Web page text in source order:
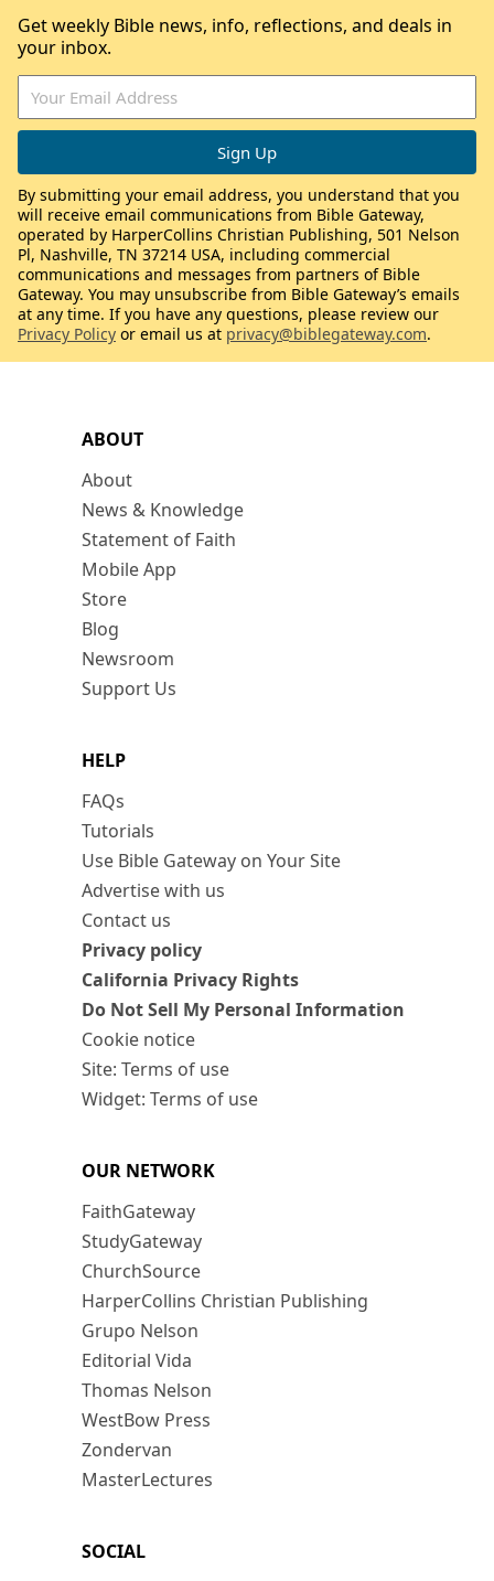
ABOUT
About
News & Knowledge
Statement of Faith
Mobile App
Store
Blog
Newsroom
Support Us
HELP
FAQs
Tutorials
Use Bible Gateway on Your Site
Advertise with us
Contact us
Privacy policy
California Privacy Rights
Do Not Sell My Personal Information
Cookie notice
Site: Terms of use
Widget: Terms of use
OUR NETWORK
FaithGateway
StudyGateway
ChurchSource
HarperCollins Christian Publishing
Grupo Nelson
Editorial Vida
Thomas Nelson
WestBow Press
Zondervan
MasterLectures
SOCIAL
Get weekly Bible news, info, reflections, and deals in
your inbox.
By submitting your email address, you understand that you
will receive email communications from Bible Gateway,
operated by HarperCollins Christian Publishing, 501 Nelson
Pl, Nashville, TN 37214 USA, including commercial
communications and messages from partners of Bible
Gateway. You may unsubscribe from Bible Gateway’s emails
at any time. If you have any questions, please review our
Privacy Policy or email us at privacy@biblegateway.com.